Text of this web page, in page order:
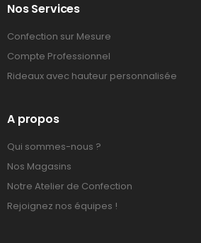
Nos Services
Confection sur Mesure
Compte Professionnel
Rideaux avec hauteur personnalisée
A propos
Qui sommes-nous ?
Nos Magasins
Notre Atelier de Confection
Rejoignez nos équipes !